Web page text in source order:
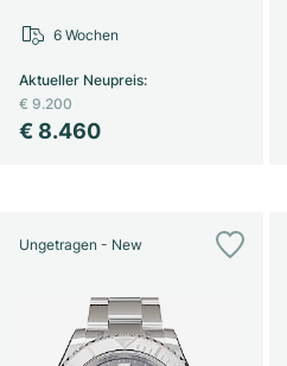
€ 8.460
Aktueller Neupreis:
€ 9.200
6 Wochen
Ungetragen - New